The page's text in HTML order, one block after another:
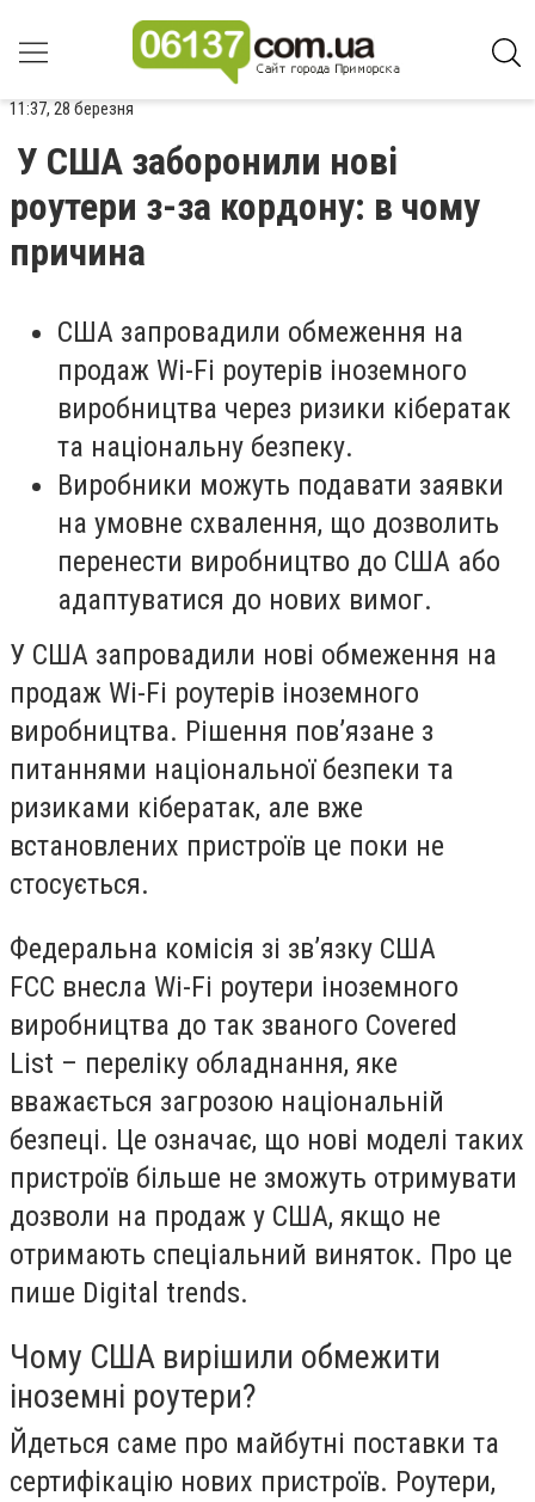
11:37, 28 березня
У США заборонили нові
роутери з-за кордону: в чому
причина
США запровадили обмеження на
продаж Wi-Fi роутерів іноземного
виробництва через ризики кібератак
та національну безпеку.
Виробники можуть подавати заявки
на умовне схвалення, що дозволить
перенести виробництво до США або
адаптуватися до нових вимог.
У США запровадили нові обмеження на
продаж Wi-Fi роутерів іноземного
виробництва. Рішення пов’язане з
питаннями національної безпеки та
ризиками кібератак, але вже
встановлених пристроїв це поки не
стосується.
Федеральна комісія зі зв’язку США
FCC внесла Wi-Fi роутери іноземного
виробництва до так званого Covered
List – переліку обладнання, яке
вважається загрозою національній
безпеці. Це означає, що нові моделі таких
пристроїв більше не зможуть отримувати
дозволи на продаж у США, якщо не
отримають спеціальний виняток. Про це
пише Digital trends.
Чому США вирішили обмежити
іноземні роутери?
Йдеться саме про майбутні поставки та
сертифікацію нових пристроїв. Роутери,